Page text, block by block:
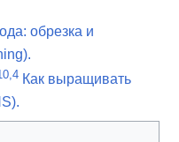
обрезка и
Как выращивать